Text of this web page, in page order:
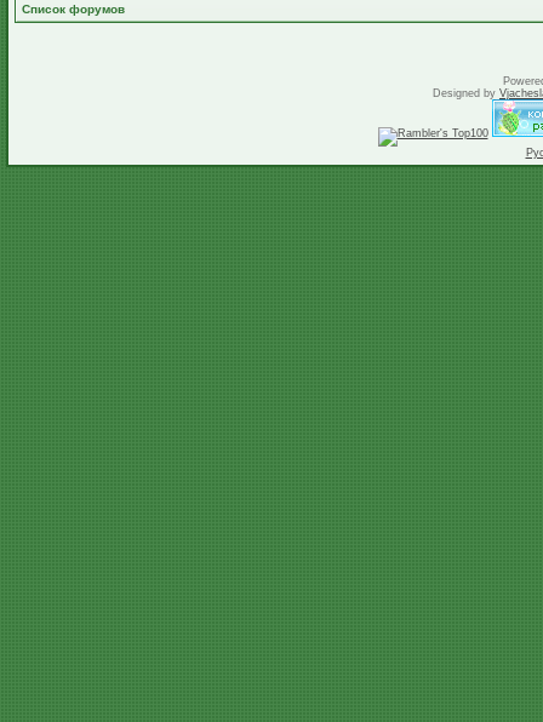
Список форумов
Designed by